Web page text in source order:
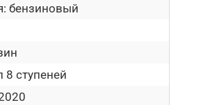
бензиновый
8 ступеней